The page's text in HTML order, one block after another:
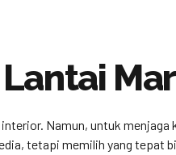
Namun, untuk
tetapi memilih yang tepat